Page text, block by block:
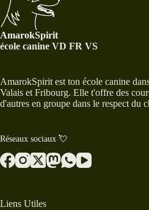
AmarokSpirit
école canine VD FR VS
AmarokSpirit est ton école canine
Valais et Fribourg. Elle t'offre des
d'autres en groupe dans le respect du
Réseaux sociaux 💘
Liens Utiles